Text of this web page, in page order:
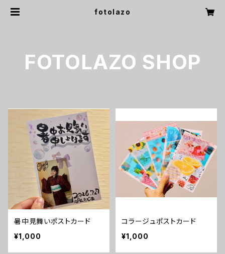
fotolazo
FOTOLAZO SHOP
暑中見舞いポストカード
¥1,000
コラージュポストカード
¥1,000